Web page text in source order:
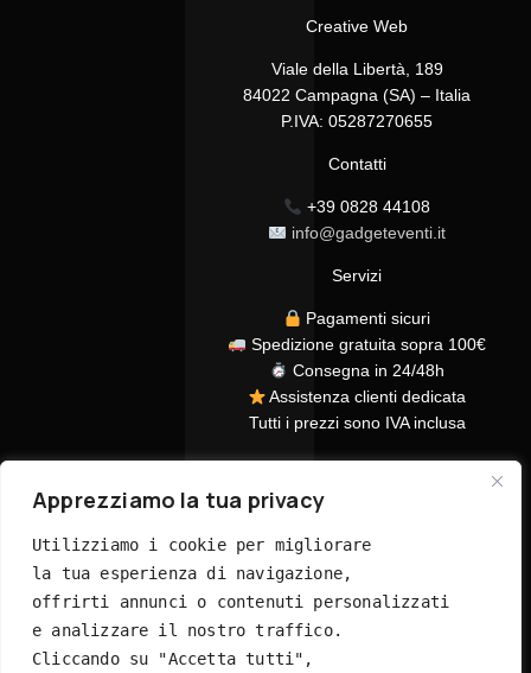
Apprezziamo la tua privacy
Utilizziamo i cookie per migliorare
la tua esperienza di navigazione,
offrirti annunci o contenuti personalizzati
e analizzare il nostro traffico.
Cliccando su "Accetta tutti",
Creative Web
Viale della Libertà, 189
84022 Campagna (SA) – Italia
P.IVA: 05287270655
Contatti
+39 0828 44108
info@gadgeteventi.it
Servizi
Pagamenti sicuri
Spedizione gratuita sopra 100€
Consegna in 24/48h
Assistenza clienti dedicata
Tutti i prezzi sono IVA inclusa
© 2026 GadgetEventi365.it - Tutti i diritti riservati